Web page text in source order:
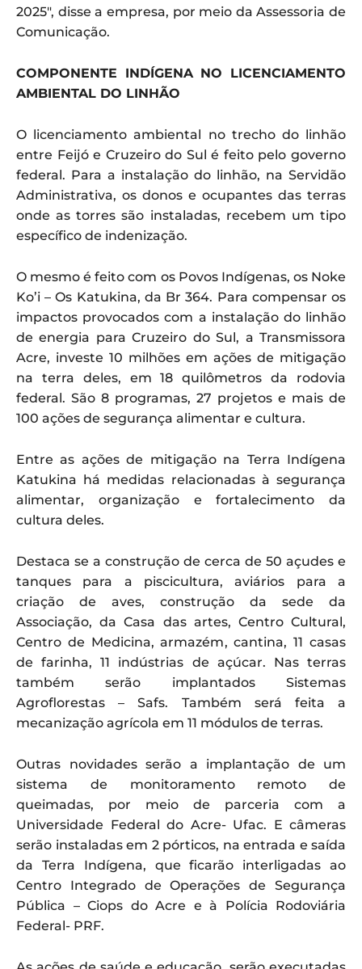
2025″, disse a empresa, por meio da Assessoria de
Comunicação.
COMPONENTE INDÍGENA NO LICENCIAMENTO
AMBIENTAL DO LINHÃO
O licenciamento ambiental no trecho do linhão
entre Feijó e Cruzeiro do Sul é feito pelo governo
federal. Para a instalação do linhão, na Servidão
Administrativa, os donos e ocupantes das terras
onde as torres são instaladas, recebem um tipo
específico de indenização.
O mesmo é feito com os Povos Indígenas, os Noke
Ko’i – Os Katukina, da Br 364. Para compensar os
impactos provocados com a instalação do linhão
de energia para Cruzeiro do Sul, a Transmissora
Acre, investe 10 milhões em ações de mitigação
na terra deles, em 18 quilômetros da rodovia
federal. São 8 programas, 27 projetos e mais de
100 ações de segurança alimentar e cultura.
Entre as ações de mitigação na Terra Indígena
Katukina há medidas relacionadas à segurança
alimentar, organização e fortalecimento da
cultura deles.
Destaca se a construção de cerca de 50 açudes e
tanques para a piscicultura, aviários para a
criação de aves, construção da sede da
Associação, da Casa das artes, Centro Cultural,
Centro de Medicina, armazém, cantina, 11 casas
de farinha, 11 indústrias de açúcar. Nas terras
também serão implantados Sistemas
Agroflorestas – Safs. Também será feita a
mecanização agrícola em 11 módulos de terras.
Outras novidades serão a implantação de um
sistema de monitoramento remoto de
queimadas, por meio de parceria com a
Universidade Federal do Acre- Ufac. E câmeras
serão instaladas em 2 pórticos, na entrada e saída
da Terra Indígena, que ficarão interligadas ao
Centro Integrado de Operações de Segurança
Pública – Ciops do Acre e à Polícia Rodoviária
Federal- PRF.